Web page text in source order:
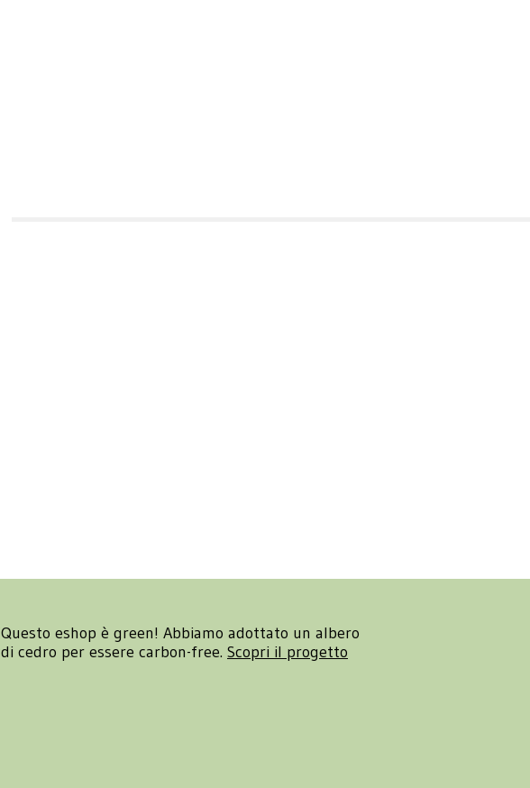
Questo eshop è green! Abbiamo adottato un albero
di cedro per essere carbon-free. Scopri il progetto